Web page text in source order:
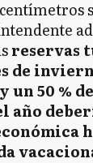
reservas
de
un 50 %
año